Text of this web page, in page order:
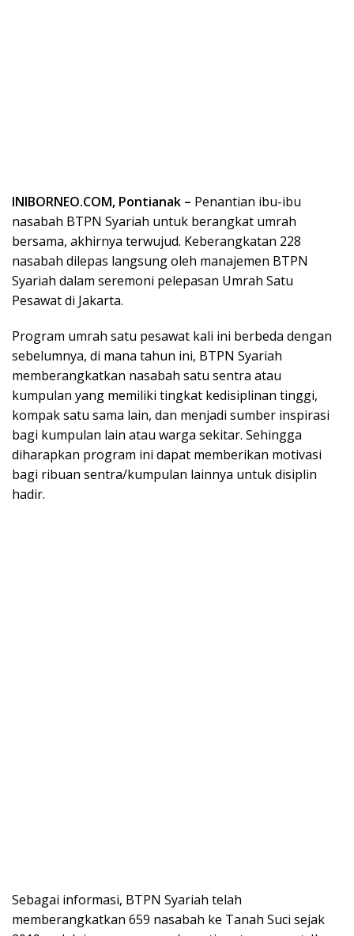
INIBORNEO.COM, Pontianak – Penantian ibu-ibu
nasabah BTPN Syariah untuk berangkat umrah
bersama, akhirnya terwujud. Keberangkatan 228
nasabah dilepas langsung oleh manajemen BTPN
Syariah dalam seremoni pelepasan Umrah Satu
Pesawat di Jakarta.
Program umrah satu pesawat kali ini berbeda dengan
sebelumnya, di mana tahun ini, BTPN Syariah
memberangkatkan nasabah satu sentra atau
kumpulan yang memiliki tingkat kedisiplinan tinggi,
kompak satu sama lain, dan menjadi sumber inspirasi
bagi kumpulan lain atau warga sekitar. Sehingga
diharapkan program ini dapat memberikan motivasi
bagi ribuan sentra/kumpulan lainnya untuk disiplin
hadir.
Sebagai informasi, BTPN Syariah telah
memberangkatkan 659 nasabah ke Tanah Suci sejak